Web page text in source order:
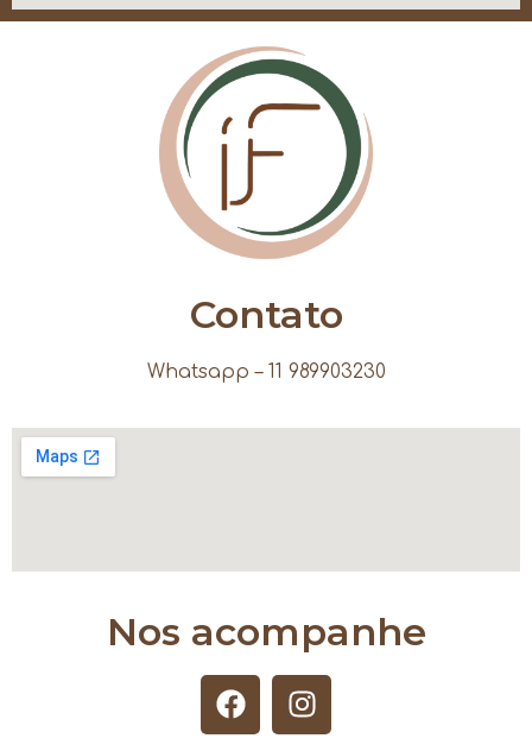
Contato
Whatsapp – 11 989903230
Nos acompanhe